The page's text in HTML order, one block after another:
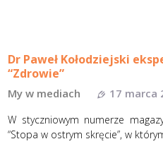
Dr Paweł Kołodziejski
“Zdrowie”
My w mediach 17 marca
W styczniowym numerze
“Stopa w ostrym skręcie”, w